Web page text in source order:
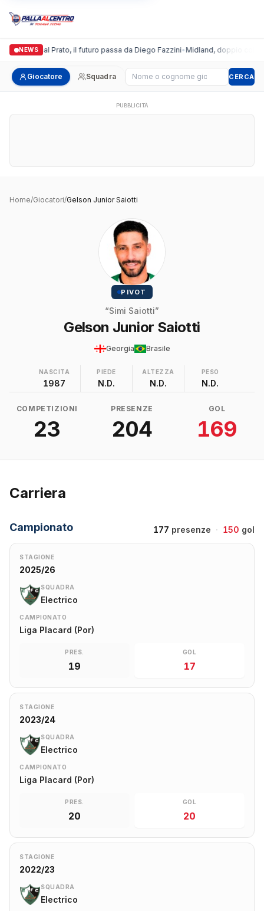
NEWS
Futsal Prato, il futuro passa da Diego Fazzini•Midland, doppio colpo
Giocatore Squadra Cerca giocatore CERCA
PUBBLICITÀ
Home/Giocatori/Gelson Junior Saiotti
PIVOT
“Simi Saiotti”
Gelson Junior Saiotti
Georgia Brasile
NASCITA
1987
PIEDE
N.D.
ALTEZZA
N.D.
PESO
N.D.
COMPETIZIONI
23
PRESENZE
204
GOL
169
Carriera
Campionato 177 presenze · 150 gol
STAGIONE
2025/26
SQUADRA
Electrico
CAMPIONATO
Liga Placard (Por)
PRES.
19
GOL
17
STAGIONE
2023/24
SQUADRA
Electrico
CAMPIONATO
Liga Placard (Por)
PRES.
20
GOL
20
STAGIONE
2022/23
SQUADRA
Electrico